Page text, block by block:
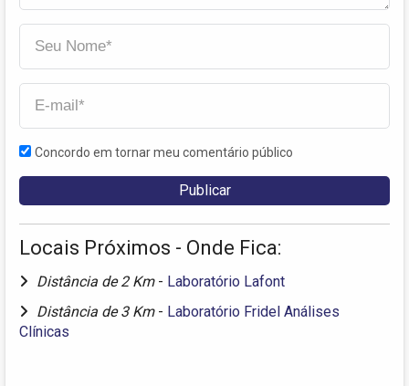
Concordo em tornar meu comentário público
Locais Próximos - Onde Fica:
Distância de 2 Km - Laboratório Lafont
Distância de 3 Km - Laboratório Fridel Análises
Clínicas